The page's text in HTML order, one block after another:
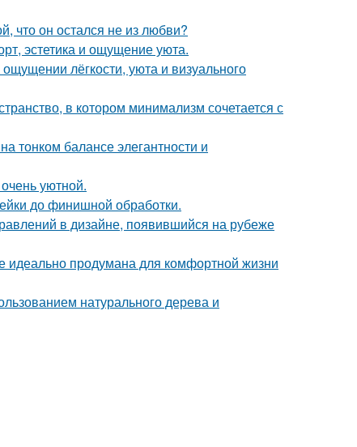
что он остался не из любви?
эстетика и ощущение уюта.
лёгкости, уюта и визуального
в котором минимализм сочетается с
тонком балансе элегантности и
уютной.
до финишной обработки.
в дизайне, появившийся на рубеже
идеально продумана для комфортной жизни
натурального дерева и